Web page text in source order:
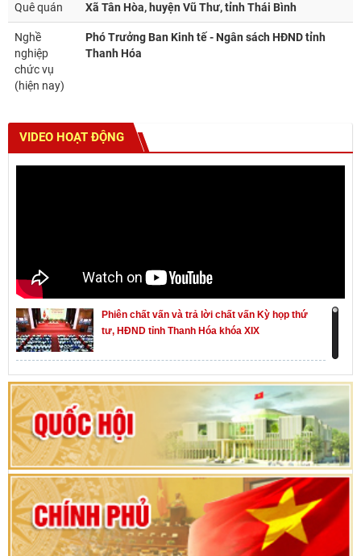
Quê quán Xã Tân Hòa, huyện Vũ Thư, tỉnh Thái Bình
Nghề
nghiệp
chức vụ
(hiện nay)
Phó Trưởng Ban Kinh tế - Ngân sách HĐND tỉnh
Thanh Hóa
VIDEO HOẠT ĐỘNG
Phiên chất vấn và trả lời chất vấn Kỳ họp thứ
tư, HĐND tỉnh Thanh Hóa khóa XIX
Khai mạc kỳ họp thứ Nhất, Quốc hội khóa XVI
Hướng dẫn quy trình bỏ phiếu bầu cử ĐBQH
khoá XVI và đại biểu HĐND các cấp nhiệm kỳ
2026-2031
80 năm Quốc hội Việt Nam: vì lợi ích Nhân dân,
vì sự phát triển của đất nước